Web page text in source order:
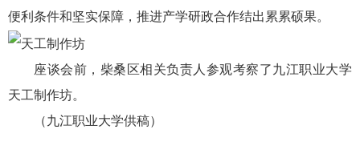
便利条件和坚实保障，推进产学研政合作结出累累硕果。
座谈会前，柴桑区相关负责人参观考察了九江职业大学
天工制作坊。
（九江职业大学供稿）